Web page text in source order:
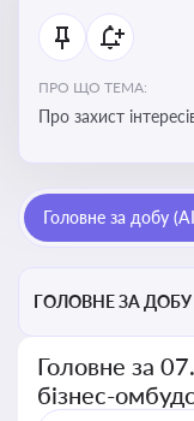
ПРО ЩО ТЕМА:
Про захист
Головне за добу
ГОЛОВНЕ ЗА ДОБУ
Головне за
бізнес-